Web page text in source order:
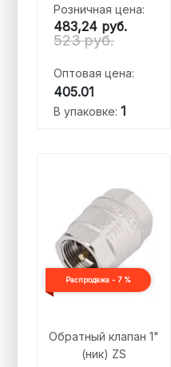
Розничная цена:
483,24 руб.
523 руб.
Оптовая цена:
405.01
В упаковке:1
Распродажа - 7 %
Обратный клапан 1"
(ник) ZS